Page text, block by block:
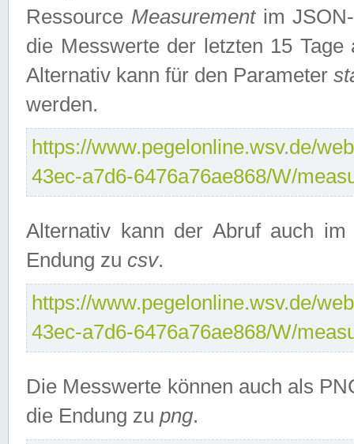
Ressource Measurementim JSON-
die Messwerte der letzten 15
Alternativ kann für den Parameter
werden.
https://www.pegelonline.wsv.de/
43ec-a7d6-6476a76ae868/W/
Alternativ kann der Abruf auch
Endung zu csv.
https://www.pegelonline.wsv.de/
43ec-a7d6-6476a76ae868/W/
Die Messwerte können auch als
die Endung zu png.